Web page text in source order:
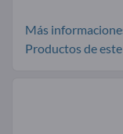
Más
Productos de